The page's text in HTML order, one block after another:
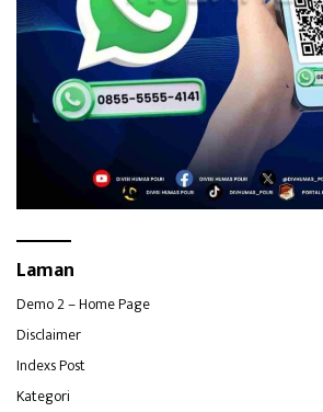
Laman
Demo 2 – Home Page
Disclaimer
Indexs Post
Kategori